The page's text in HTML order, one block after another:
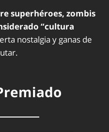
superhéroes, zombis
“cultura
nostalgia y ganas de